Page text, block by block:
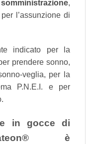
,
l’assunzione di
indicato per la
prendere sonno,
veglia, per la
P.N.E.I. e per
in gocce di
è